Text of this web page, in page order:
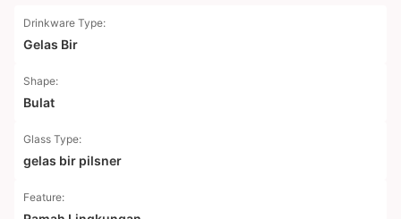
Drinkware Type:
Gelas Bir
Shape:
Bulat
Glass Type:
gelas bir pilsner
Feature: